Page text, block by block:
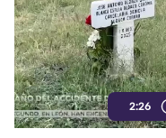
2:26